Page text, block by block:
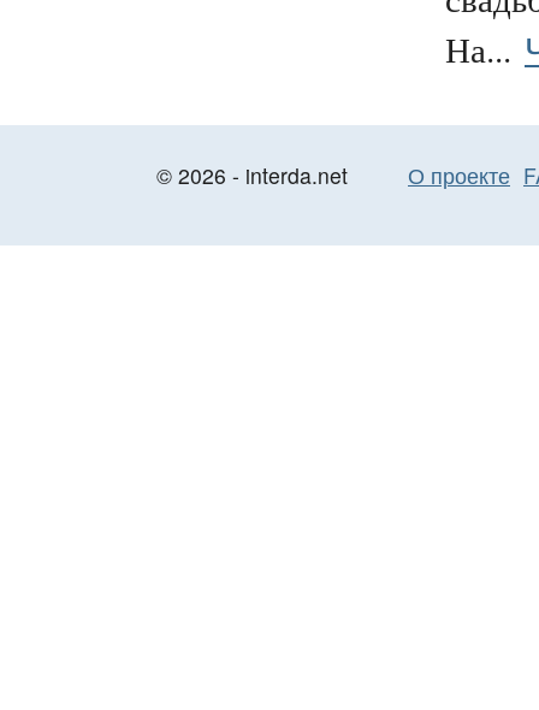
На...
© 2026 - interda.net О проекте